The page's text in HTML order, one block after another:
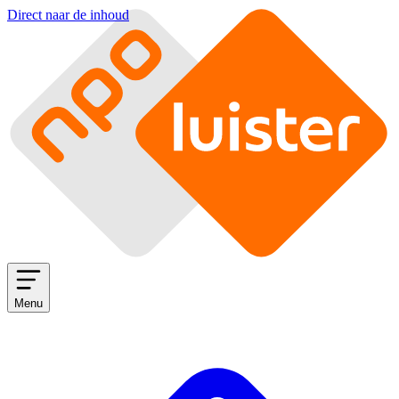
Direct naar de inhoud
Menu